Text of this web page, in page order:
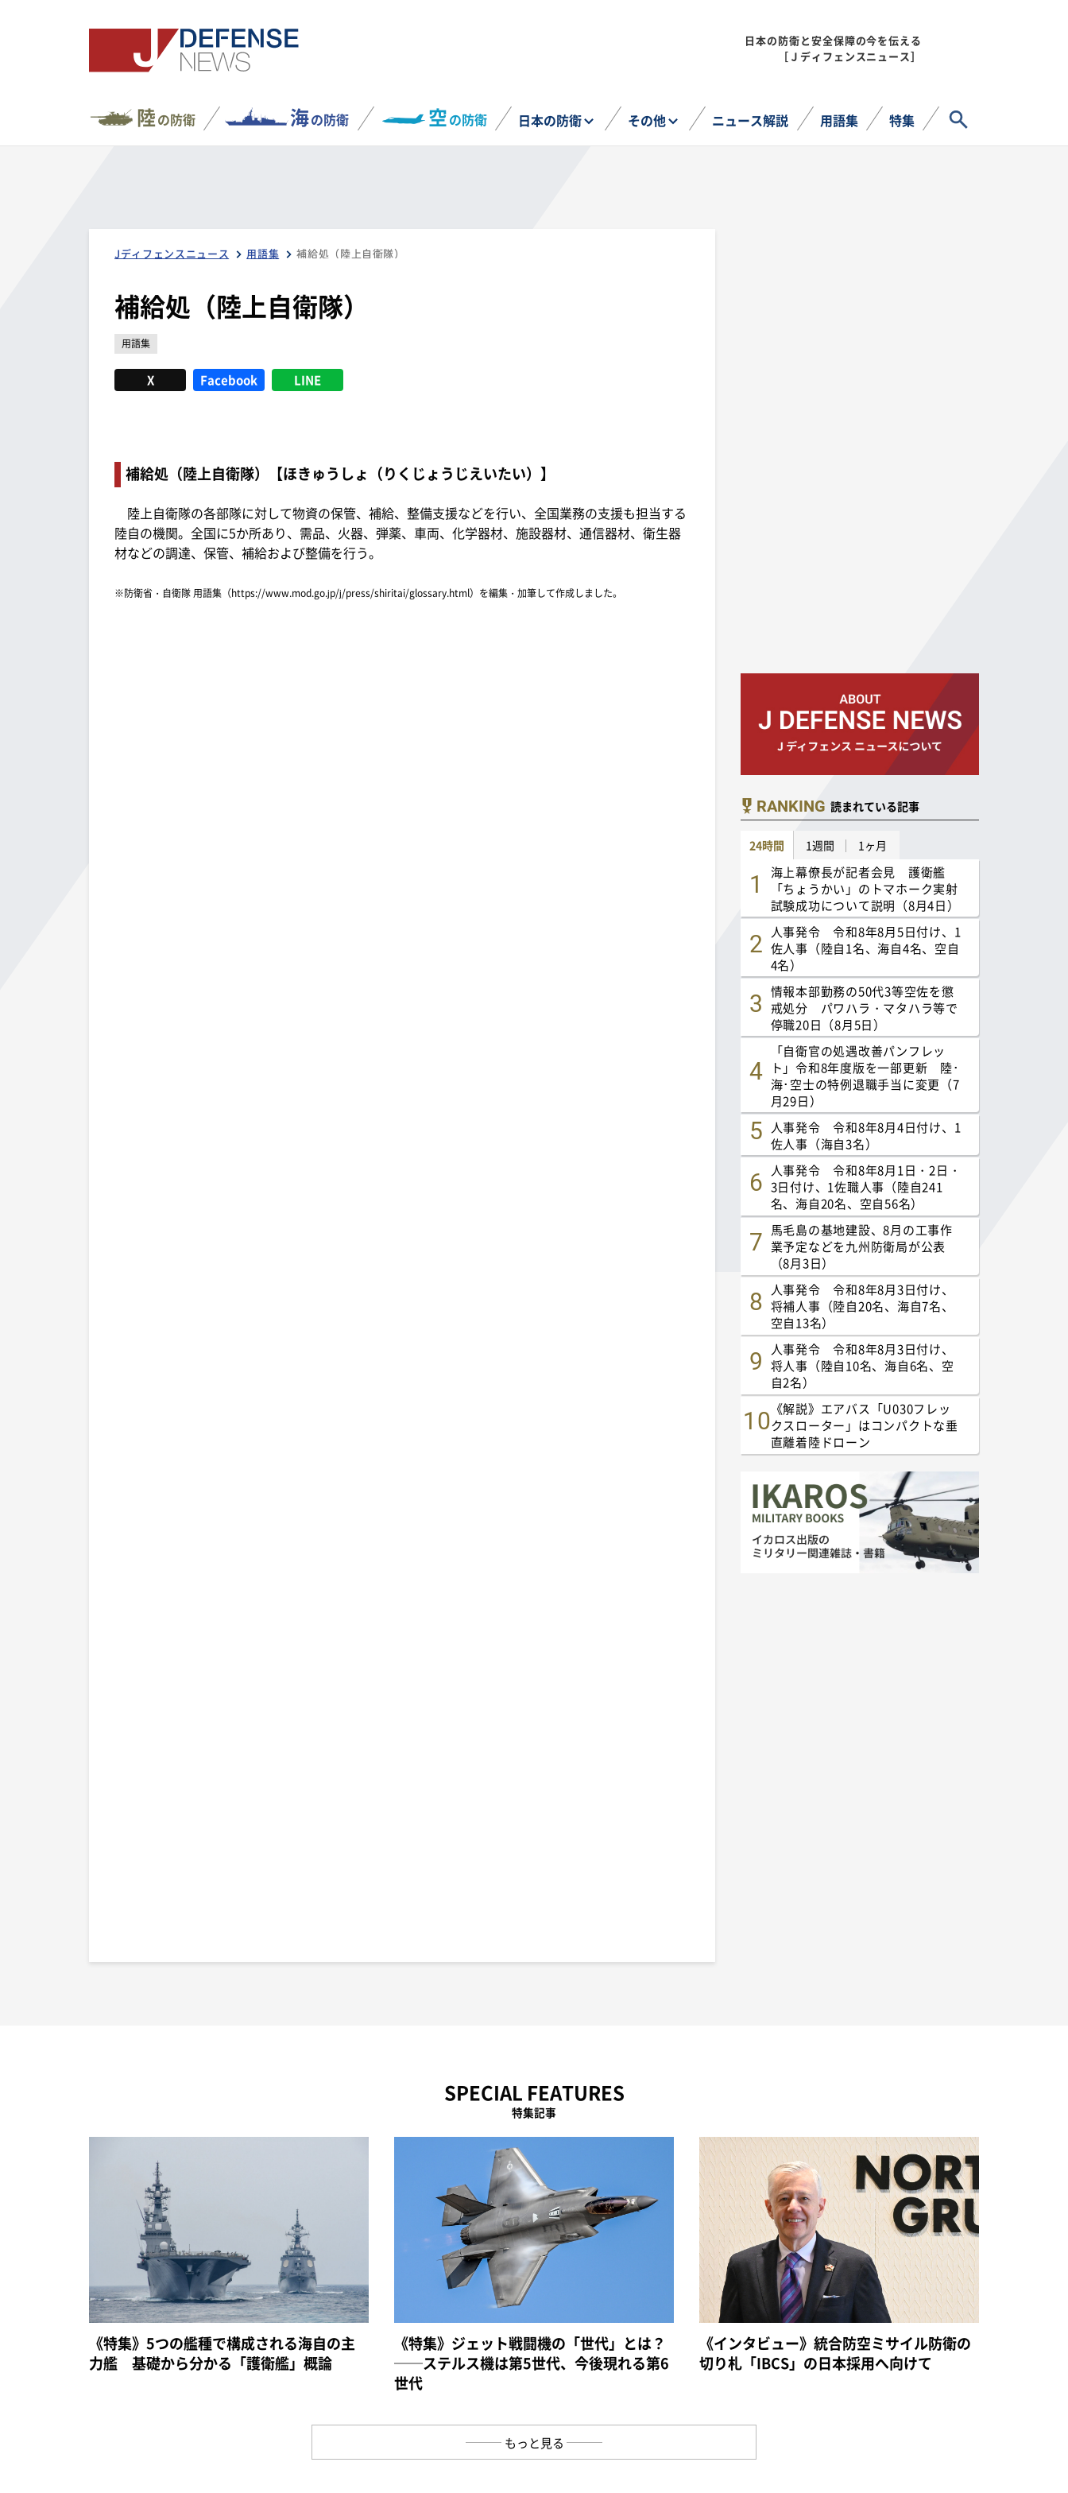
日本の防衛と安全保障の今を伝える
［Ｊディフェンスニュース］
陸の防衛 海の防衛 空の防衛 日本の防衛 その他 ニュース解説 用語集 特集
Jディフェンスニュース 用語集 補給処（陸上自衛隊）
補給処（陸上自衛隊）
用語集
X Facebook LINE
補給処（陸上自衛隊）【ほきゅうしょ（りくじょうじえいたい）】
陸上自衛隊の各部隊に対して物資の保管、補給、整備支援などを行い、全国業務の支援も担当する
陸自の機関。全国に5か所あり、需品、火器、弾薬、車両、化学器材、施設器材、通信器材、衛生器
材などの調達、保管、補給および整備を行う。
※防衛省・自衛隊 用語集（https://www.mod.go.jp/j/press/shiritai/glossary.html）を編集・加筆して作成しました。
RANKING 読まれている記事
24時間 1週間 1ヶ月
海上幕僚長が記者会見 護衛艦
「ちょうかい」のトマホーク実射
試験成功について説明（8月4日）
人事発令 令和8年8月5日付け、1
佐人事（陸自1名、海自4名、空自
4名）
情報本部勤務の50代3等空佐を懲
戒処分 パワハラ・マタハラ等で
停職20日（8月5日）
「自衛官の処遇改善パンフレッ
ト」令和8年度版を一部更新 陸･
海･空士の特例退職手当に変更（7
月29日）
人事発令 令和8年8月4日付け、1
佐人事（海自3名）
人事発令 令和8年8月1日・2日・
3日付け、1佐職人事（陸自241
名、海自20名、空自56名）
馬毛島の基地建設、8月の工事作
業予定などを九州防衛局が公表
（8月3日）
人事発令 令和8年8月3日付け、
将補人事（陸自20名、海自7名、
空自13名）
人事発令 令和8年8月3日付け、
将人事（陸自10名、海自6名、空
自2名）
《解説》エアバス「U030フレッ
クスローター」はコンパクトな垂
直離着陸ドローン
SPECIAL FEATURES
特集記事
《特集》5つの艦種で構成される海自の主
力艦 基礎から分かる「護衛艦」概論
《特集》ジェット戦闘機の「世代」とは？
──ステルス機は第5世代、今後現れる第6
世代
《インタビュー》統合防空ミサイル防衛の
切り札「IBCS」の日本採用へ向けて
もっと見る